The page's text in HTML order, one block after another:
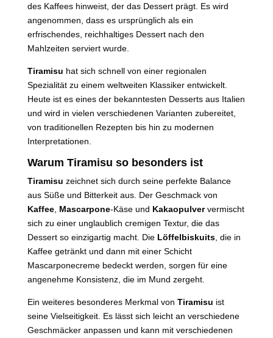
des Kaffees hinweist, der das Dessert prägt. Es wird
angenommen, dass es ursprünglich als ein
erfrischendes, reichhaltiges Dessert nach den
Mahlzeiten serviert wurde.
Tiramisu hat sich schnell von einer regionalen
Spezialität zu einem weltweiten Klassiker entwickelt.
Heute ist es eines der bekanntesten Desserts aus Italien
und wird in vielen verschiedenen Varianten zubereitet,
von traditionellen Rezepten bis hin zu modernen
Interpretationen.
Warum Tiramisu so besonders ist
Tiramisu zeichnet sich durch seine perfekte Balance
aus Süße und Bitterkeit aus. Der Geschmack von
Kaffee, Mascarpone-Käse und Kakaopulververmischt
sich zu einer unglaublich cremigen Textur, die das
Dessert so einzigartig macht. Die Löffelbiskuits, die in
Kaffee getränkt und dann mit einer Schicht
Mascarponecreme bedeckt werden, sorgen für eine
angenehme Konsistenz, die im Mund zergeht.
Ein weiteres besonderes Merkmal von Tiramisu ist
seine Vielseitigkeit. Es lässt sich leicht an verschiedene
Geschmäcker anpassen und kann mit verschiedenen